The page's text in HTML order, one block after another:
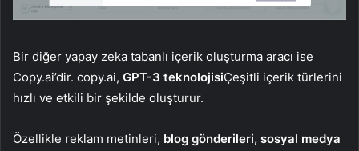
Bir diğer yapay zeka tabanlı içerik oluşturma aracı ise
Copy.ai’dir. copy.ai, GPT-3 teknolojisiÇeşitli içerik türlerini
hızlı ve etkili bir şekilde oluşturur.
Özellikle reklam metinleri, blog gönderileri, sosyal medya